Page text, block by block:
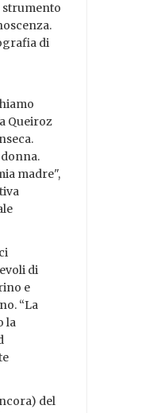
strumento
di
Queiroz
madre",
di
e
“La
la
del